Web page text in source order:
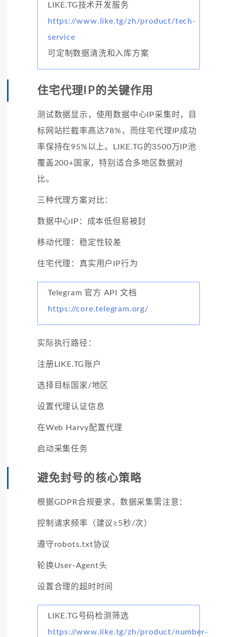
LIKE.TG技术开发服务
https://www.like.tg/zh/product/tech-
service
可定制数据清洗和入库方案
住宅代理IP的关键作用
测试数据显示，使用数据中心IP采集时，目
标网站拦截率高达78%，而住宅代理IP成功
率保持在95%以上。LIKE.TG的3500万IP池
覆盖200+国家，特别适合多地区数据对
比。
三种代理方案对比：
数据中心IP：成本低但易被封
移动代理：稳定性较差
住宅代理：真实用户IP行为
Telegram 官方 API 文档
https://core.telegram.org/
实际执行路径：
注册LIKE.TG账户
选择目标国家/地区
设置代理认证信息
在Web Harvy配置代理
启动采集任务
避免封号的核心策略
根据GDPR合规要求，数据采集需注意：
控制请求频率（建议≥5秒/次）
遵守robots.txt协议
轮换User-Agent头
设置合理的超时时间
LIKE.TG号码检测筛选
https://www.like.tg/zh/product/number-